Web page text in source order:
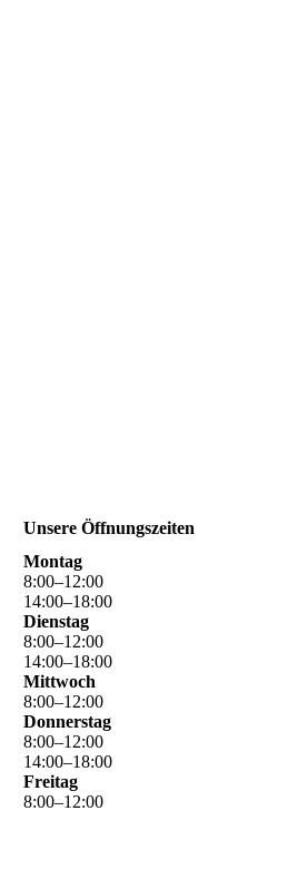
Unsere Öffnungszeiten
Montag
8:00–12:00
14:00–18:00
Dienstag
8:00–12:00
14:00–18:00
Mittwoch
8:00–12:00
Donnerstag
8:00–12:00
14:00–18:00
Freitag
8:00–12:00